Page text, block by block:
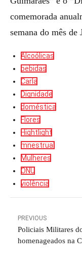
comemorada
semana do mês de
Alcoólicas
bebidas
Carla
Dignidade
doméstica
Flores
Hightlight
mnestrual
Mulheres
ONU
violência
PREVIOUS
Policiais Militares
homenageados na